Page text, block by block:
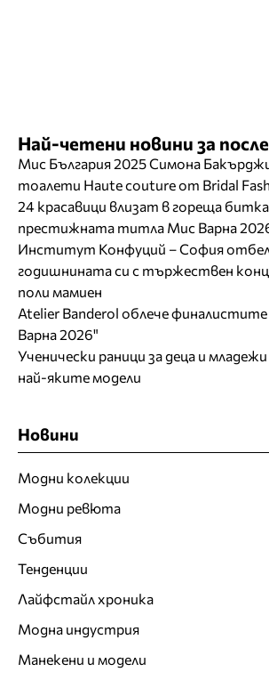
Най-четени новини за
Мис България 2025 Симона
тоалети Haute couture от Bridal
24 красавици влизат в гореща
престижната титла Мис Варна
Институт Конфуций – София
годишнината си с тържествен
поли мамиен
Atelier Banderol облече
Варна 2026"
Ученически раници за деца и
най-яките модели
Новини
Модни колекции
Модни ревюта
Събития
Тенденции
Лайфстайл хроника
Модна индустрия
Манекени и модели